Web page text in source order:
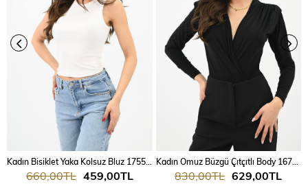
459,00TL
660,00TL
Kadın Omuz Büzgü Çıtçıtlı Body 1678-24
629,00TL
830,00TL